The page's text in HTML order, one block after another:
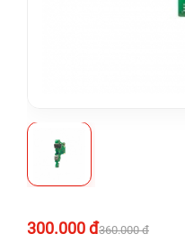
300.000 đ360.000 đ